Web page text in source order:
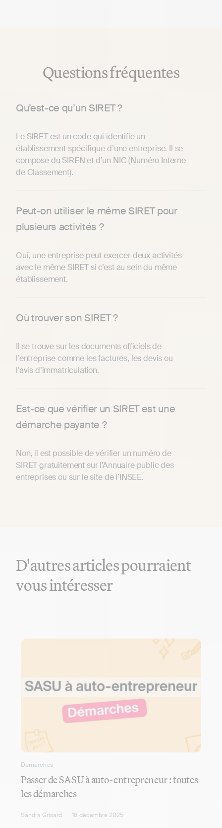
Questions fréquentes
Qu’est-ce qu’un SIRET ?
Le SIRET est un code qui identifie un
établissement spécifique d’une entreprise. Il se
compose du SIREN et d’un NIC (Numéro Interne
de Classement).
Peut-on utiliser le même SIRET pour
plusieurs activités ?
Oui, une entreprise peut exercer deux activités
avec le même SIRET si c’est au sein du même
établissement.
Où trouver son SIRET ?
Il se trouve sur les documents officiels de
l’entreprise comme les factures, les devis ou
l’avis d’immatriculation.
Est-ce que vérifier un SIRET est une
démarche payante ?
Non, il est possible de vérifier un numéro de
SIRET gratuitement sur l’Annuaire public des
entreprises ou sur le site de l’INSEE.
D'autres articles pourraient
vous intéresser
Démarches
Passer de SASU à auto-entrepreneur : toutes
les démarches
Sandra Grisard 18 décembre 2025